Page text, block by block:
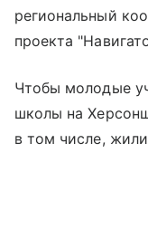
региональный
проекта
Чтобы молодые
школы на
в том числе,